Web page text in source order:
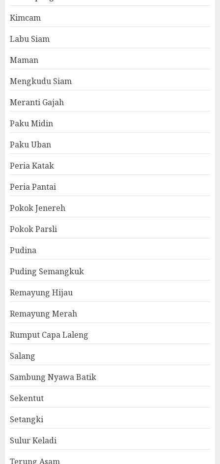
Kimcam
Labu Siam
Maman
Mengkudu Siam
Meranti Gajah
Paku Midin
Paku Uban
Peria Katak
Peria Pantai
Pokok Jenereh
Pokok Parsli
Pudina
Puding Semangkuk
Remayung Hijau
Remayung Merah
Rumput Capa Laleng
Salang
Sambung Nyawa Batik
Sekentut
Setangki
Sulur Keladi
Terung Asam